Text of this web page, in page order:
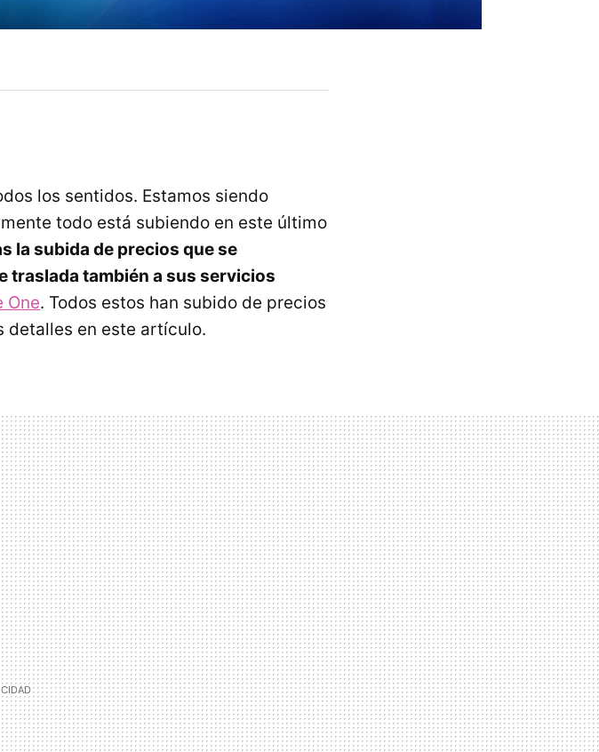
los sentidos. Estamos siendo
todo está subiendo en este último
la subida de precios que se
traslada también a sus servicios
One. Todos estos han subido de precios
detalles en este artículo.